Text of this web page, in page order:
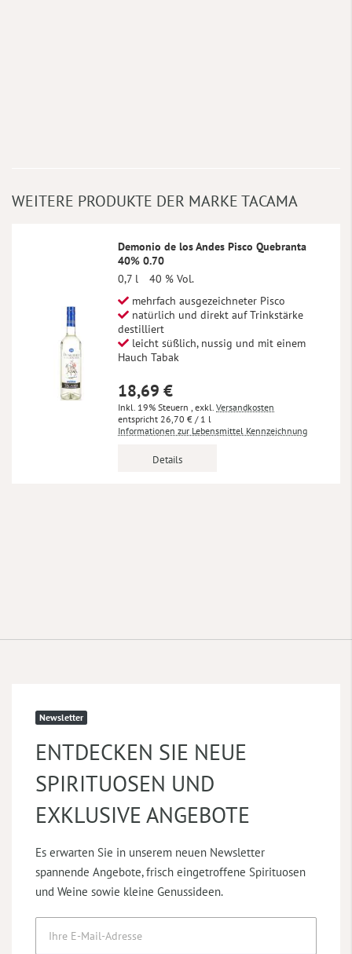
WEITERE PRODUKTE DER MARKE TACAMA
Demonio de los Andes Pisco Quebranta
40% 0.70
0,7 l
40 % Vol.
mehrfach ausgezeichneter Pisco
natürlich und direkt auf Trinkstärke
destilliert
leicht süßlich, nussig und mit einem
Hauch Tabak
18,69 €
Inkl. 19% Steuern exkl. Versandkosten
26,70 € / 1 l
Informationen zur Lebensmittel Kennzeichnung
Details
Newsletter
ENTDECKEN SIE NEUE
SPIRITUOSEN UND
EXKLUSIVE ANGEBOTE
Es erwarten Sie in unserem neuen Newsletter
spannende Angebote, frisch eingetroffene Spirituosen
und Weine sowie kleine Genussideen.